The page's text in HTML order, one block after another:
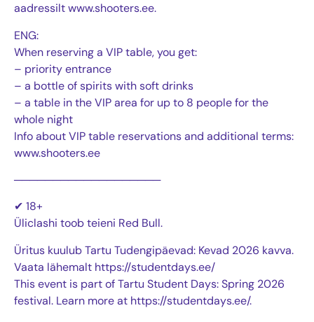
aadressilt www.shooters.ee.
ENG:
When reserving a VIP table, you get:
– priority entrance
– a bottle of spirits with soft drinks
– a table in the VIP area for up to 8 people for the
whole night
Info about VIP table reservations and additional terms:
www.shooters.ee
───────────────────
✔ 18+
Üliclashi toob teieni Red Bull.
Üritus kuulub Tartu Tudengipäevad: Kevad 2026 kavva.
Vaata lähemalt https://studentdays.ee/
This event is part of Tartu Student Days: Spring 2026
festival. Learn more at https://studentdays.ee/.